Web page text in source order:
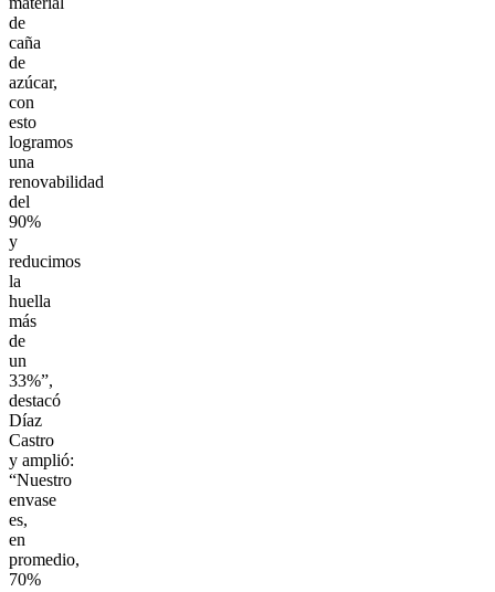
de
caña
de
azúcar,
con
esto
logramos
una
renovabilidad
del
90%
y
reducimos
la
huella
más
de
un
33%”,
destacó
Díaz
Castro
y amplió:
“Nuestro
envase
es,
en
promedio,
70%